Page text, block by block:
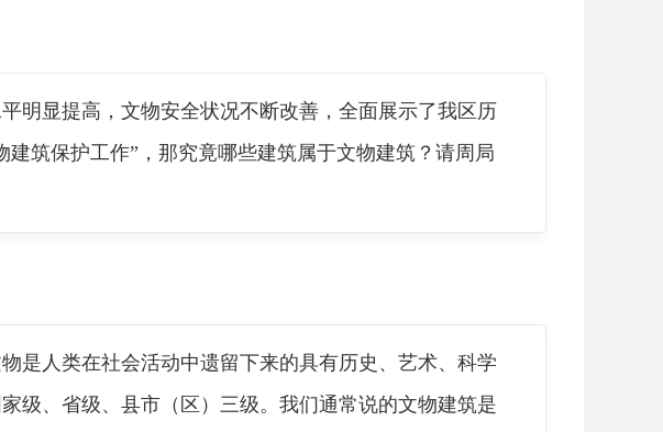
显提高，文物安全状况不断改善，全面展示了我区历
筑保护工作”，那究竟哪些建筑属于文物建筑？请周局
人类在社会活动中遗留下来的具有历史、艺术、科学
级、省级、县市（区）三级。我们通常说的文物建筑是